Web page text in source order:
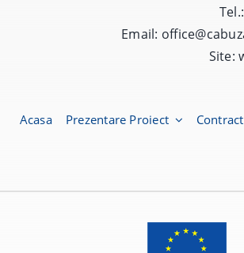
Email:
Site:
Acasa Prezentare Proiect